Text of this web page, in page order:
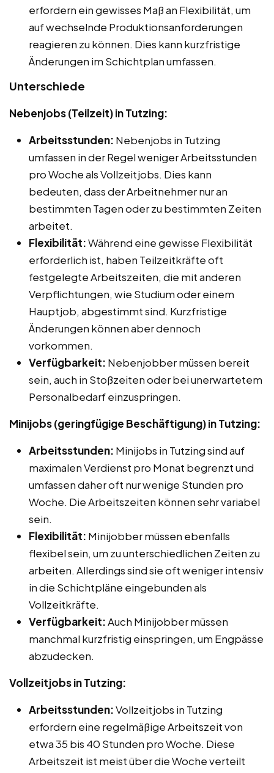
erfordern ein gewisses Maß an Flexibilität, um
auf wechselnde Produktionsanforderungen
reagieren zu können. Dies kann kurzfristige
Änderungen im Schichtplan umfassen.
Unterschiede
Nebenjobs (Teilzeit) in Tutzing:
Arbeitsstunden: Nebenjobs in Tutzing
umfassen in der Regel weniger Arbeitsstunden
pro Woche als Vollzeitjobs. Dies kann
bedeuten, dass der Arbeitnehmer nur an
bestimmten Tagen oder zu bestimmten Zeiten
arbeitet.
Flexibilität:Während eine gewisse Flexibilität
erforderlich ist, haben Teilzeitkräfte oft
festgelegte Arbeitszeiten, die mit anderen
Verpflichtungen, wie Studium oder einem
Hauptjob, abgestimmt sind. Kurzfristige
Änderungen können aber dennoch
vorkommen.
Verfügbarkeit: Nebenjobber müssen bereit
sein, auch in Stoßzeiten oder bei unerwartetem
Personalbedarf einzuspringen.
Minijobs (geringfügige Beschäftigung) in Tutzing:
Arbeitsstunden: Minijobs in Tutzing sind auf
maximalen Verdienst pro Monat begrenzt und
umfassen daher oft nur wenige Stunden pro
Woche. Die Arbeitszeiten können sehr variabel
sein.
Flexibilität: Minijobber müssen ebenfalls
flexibel sein, um zu unterschiedlichen Zeiten zu
arbeiten. Allerdings sind sie oft weniger intensiv
in die Schichtpläne eingebunden als
Vollzeitkräfte.
Verfügbarkeit:Auch Minijobber müssen
manchmal kurzfristig einspringen, um Engpässe
abzudecken.
Vollzeitjobs in Tutzing:
Arbeitsstunden:Vollzeitjobs in Tutzing
erfordern eine regelmäßige Arbeitszeit von
etwa 35 bis 40 Stunden pro Woche. Diese
Arbeitszeit ist meist über die Woche verteilt